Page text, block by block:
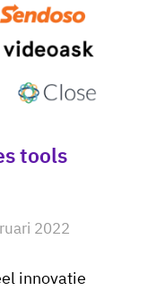
tools
2022
innovatie